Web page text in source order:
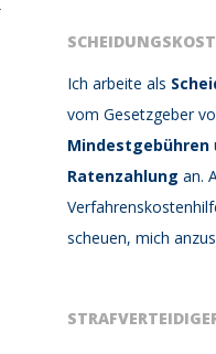
Ich arbeite als
vom Gesetzgeber
Mindestgebühren
Ratenzahlung an.
scheuen, mich